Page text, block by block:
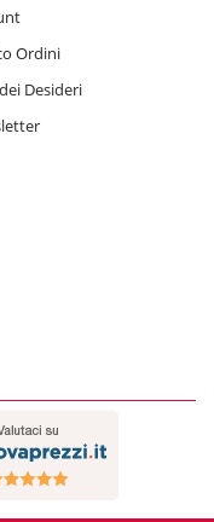
Ordini
Desideri